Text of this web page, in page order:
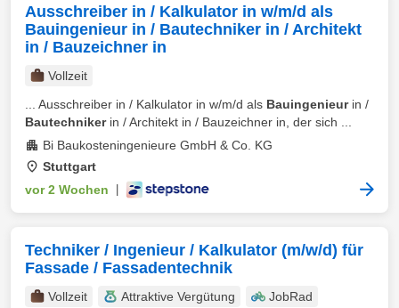
Ausschreiber in / Kalkulator in w/m/d als
Bauingenieur in / Bautechniker in / Architekt
in / Bauzeichner in
Vollzeit
... Ausschreiber in / Kalkulator in w/m/d als Bauingenieurin /
Bautechnikerin / Architekt in / Bauzeichner in, der sich ...
Bi Baukosteningenieure GmbH & Co. KG
Stuttgart
vor 2 Wochen
Techniker / Ingenieur / Kalkulator (m/w/d) für
Fassade / Fassadentechnik
Vollzeit Attraktive Vergütung JobRad